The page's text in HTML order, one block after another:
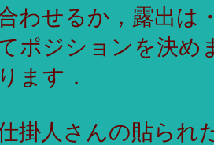
わせるか，露出は
ポジションを決め
ます．
掛人さんの貼られ